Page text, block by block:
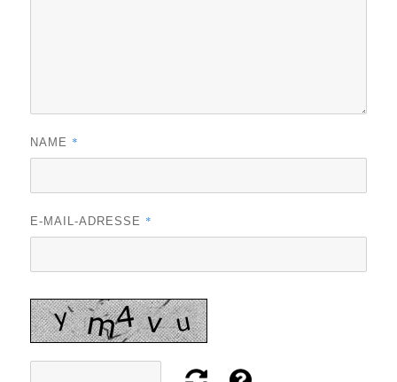
NAME *
E-MAIL-ADRESSE *